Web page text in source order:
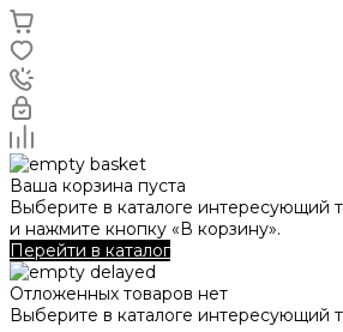
Ваша корзина пуста
Выберите в каталоге интересующий
и нажмите кнопку «В корзину».
Перейти в каталог
Отложенных товаров нет
Выберите в каталоге интересующий